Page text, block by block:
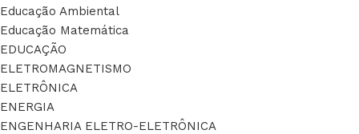
Educação Ambiental
Educação Matemática
EDUCAÇÃO
ELETROMAGNETISMO
ELETRÔNICA
ENERGIA
ENGENHARIA ELETRO-ELETRÔNICA